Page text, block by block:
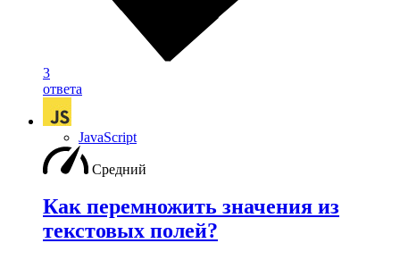
3
ответа
JavaScript
Средний
Как перемножить значения из
текстовых полей?